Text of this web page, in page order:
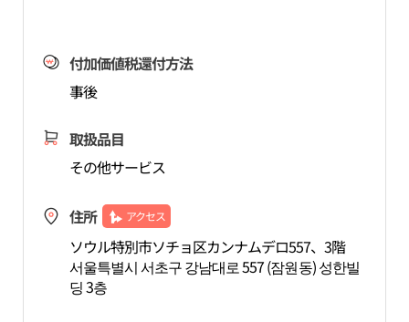
付加価値税還付方法
事後
取扱品目
その他サービス
住所 アクセス
ソウル特別市ソチョ区カンナムデロ557、3階
서울특별시 서초구 강남대로 557 (잠원동) 성한빌
딩 3층